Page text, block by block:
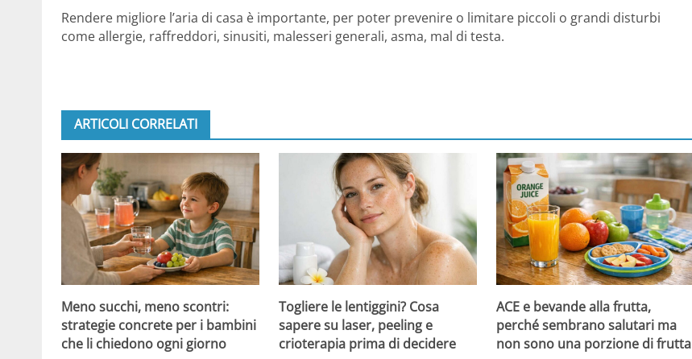
Rendere migliore l’aria di casa è importante, per poter prevenire o limitare piccoli o grandi disturbi
come allergie, raffreddori, sinusiti, malesseri generali, asma, mal di testa.
ARTICOLI CORRELATI
Meno succhi, meno scontri:
strategie concrete per i bambini
che li chiedono ogni giorno
Togliere le lentiggini? Cosa
sapere su laser, peeling e
crioterapia prima di decidere
ACE e bevande alla frutta,
perché sembrano salutari ma
non sono una porzione di frutta